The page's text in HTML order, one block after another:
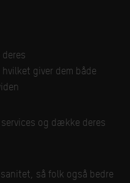
giver dem både
og dække deres
så folk også bedre